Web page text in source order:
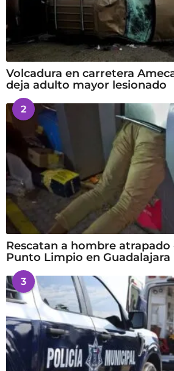
Volcadura en carretera
deja adulto mayor lesionado
2
Rescatan a hombre
Punto Limpio en Guadalajara
3